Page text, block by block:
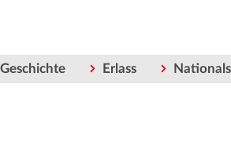
Erlass